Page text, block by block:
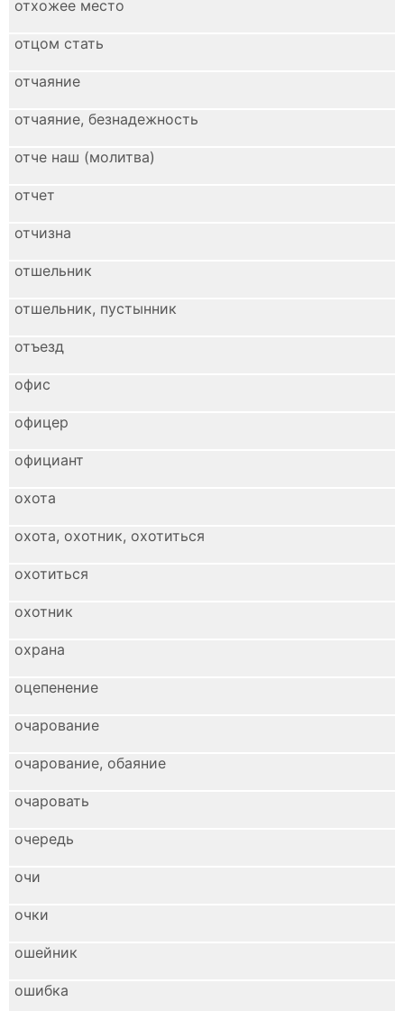
отхожее место
отцом стать
отчаяние
отчаяние, безнадежность
отче наш (молитва)
отчет
отчизна
отшельник
отшельник, пустынник
отъезд
офис
офицер
официант
охота
охота, охотник, охотиться
охотиться
охотник
охрана
оцепенение
очарование
очарование, обаяние
очаровать
очередь
очи
очки
ошейник
ошибка